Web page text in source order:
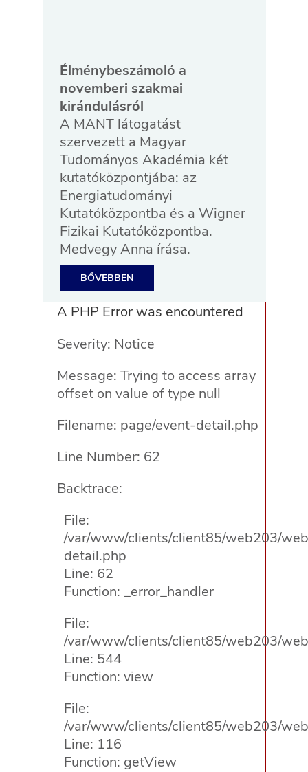
Élménybeszámoló a
novemberi szakmai
kirándulásról
A MANT látogatást
szervezett a Magyar
Tudományos Akadémia két
kutatóközpontjába: az
Energiatudományi
Kutatóközpontba és a Wigner
Fizikai Kutatóközpontba.
Medvegy Anna írása.
BŐVEBBEN
A PHP Error was encountered
Severity: Notice
Message: Trying to access array
offset on value of type null
Filename: page/event-detail.php
Line Number: 62
Backtrace:
File:
/var/www/clients/client85/web203/
detail.php
Line: 62
Function: _error_handler
File:
/var/www/clients/client85/web203/
Line: 544
Function: view
File:
/var/www/clients/client85/web203/
Line: 116
Function: getView